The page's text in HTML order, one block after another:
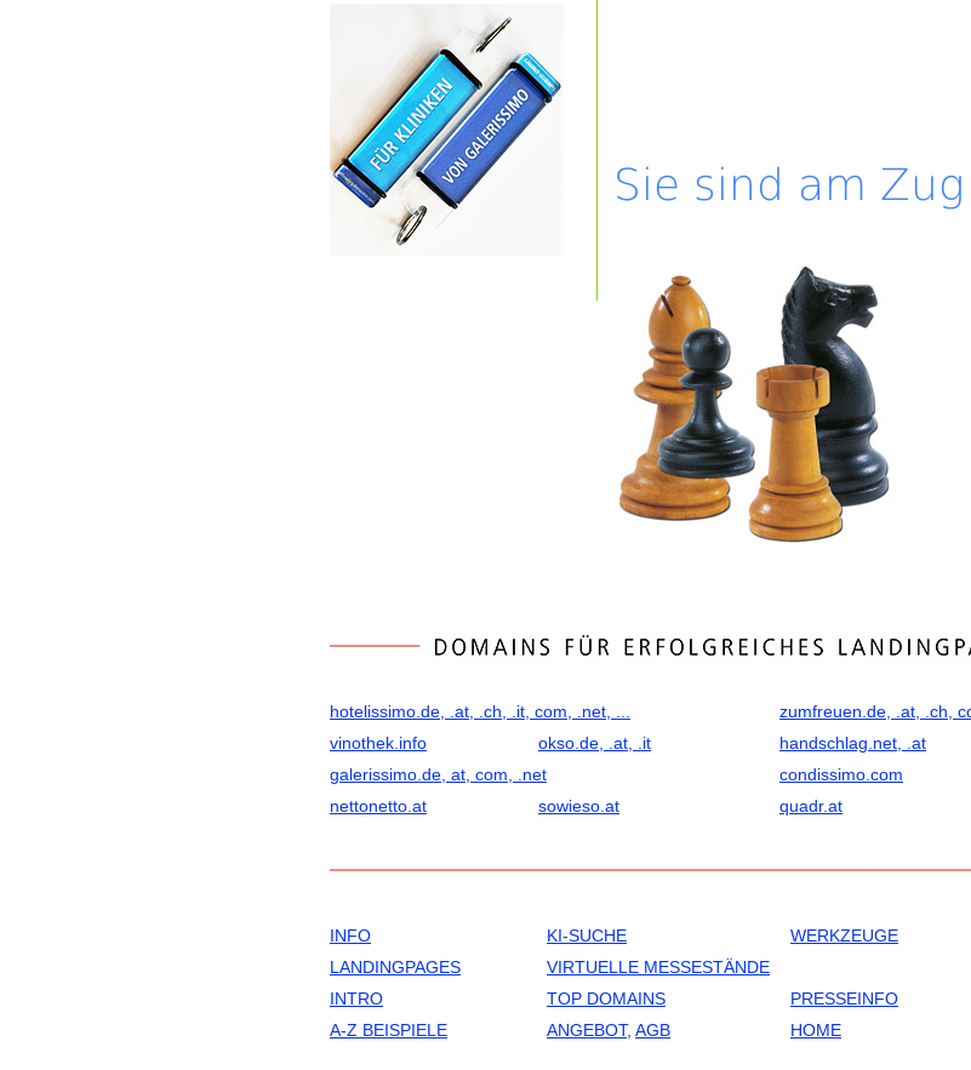
Sie sind am
hotelissimo.de, .at, .ch, .it, com, .net, ...
zumfreuen.de, .at, .ch,
vinothek.info
okso.de, .at, .it handschlag.net, .at
galerissimo.de, at, com, .net
condissimo.com
nettonetto.at
sowieso.at quadr.at
INFO KI-SUCHE WERKZEUGE
LANDINGPAGES
VIRTUELLE MESSESTÄNDE
INTRO
TOP DOMAINS PRESSEINFO
A-Z BEISPIELE
ANGEBOT, AGB HOME